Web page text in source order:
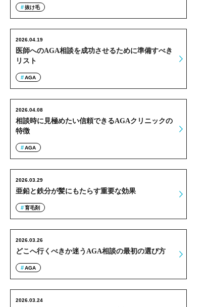
抜け毛
医師へのAGA相談を成功させるために準備すべき
リスト
2026.04.19
AGA
相談時に見極めたい信頼できるAGAクリニックの
特徴
2026.04.08
AGA
亜鉛と鉄分が髪にもたらす重要な効果
2026.03.29
育毛剤
どこへ行くべきか迷うAGA相談の最初の選び方
2026.03.26
AGA
2026.03.24